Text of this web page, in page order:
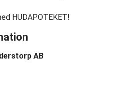
HUDAPOTEKET!
AB